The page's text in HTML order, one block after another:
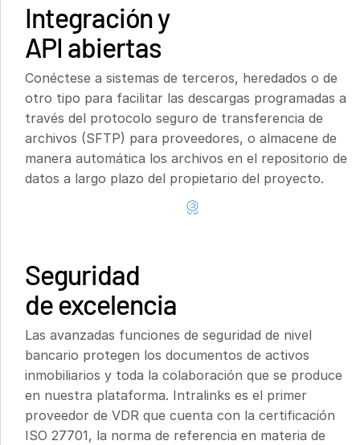
Integración y
API abiertas
Conéctese a sistemas de terceros, heredados o de
otro tipo para facilitar las descargas programadas a
través del protocolo seguro de transferencia de
archivos (SFTP) para proveedores, o almacene de
manera automática los archivos en el repositorio de
datos a largo plazo del propietario del proyecto.
Seguridad
de excelencia
Las avanzadas funciones de seguridad de nivel
bancario protegen los documentos de activos
inmobiliarios y toda la colaboración que se produce
en nuestra plataforma. Intralinks es el primer
proveedor de VDR que cuenta con la certificación
ISO 27701, la norma de referencia en materia de